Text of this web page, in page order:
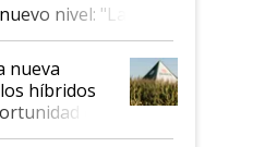
nivel: "Las
son
nueva
híbridos
en